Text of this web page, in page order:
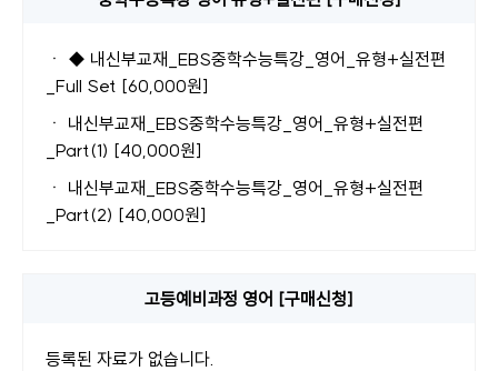
ㆍ ◆ 내신부교재_EBS중학수능특강_영어_유형+실전편
_Full Set [60,000원]
ㆍ 내신부교재_EBS중학수능특강_영어_유형+실전편
_Part(1) [40,000원]
ㆍ 내신부교재_EBS중학수능특강_영어_유형+실전편
_Part(2) [40,000원]
고등예비과정 영어 [구매신청]
등록된 자료가 없습니다.